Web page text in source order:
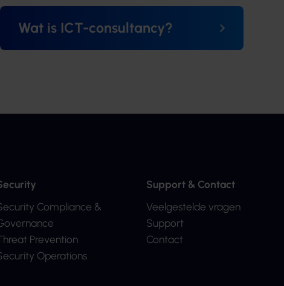
Wat is ICT-consultancy?
Compliance &
Prevention
Operations
Support & Contact
Veelgestelde vragen
Support
Contact